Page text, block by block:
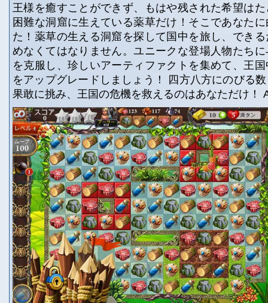
王様を癒すことができず、もはや残された希望は
困難な洞窟に生えている薬草だけ！そこであなた
た！薬草の生える洞窟を探して国中を旅し、でき
めなくてはなりません。ユニークな登場人物たち
を克服し、珍しいアーティファクトを集めて、王
をアップグレードしましょう！ 四方八方にのびる
果敢に挑み、王国の危機を救えるのはあなただけ！